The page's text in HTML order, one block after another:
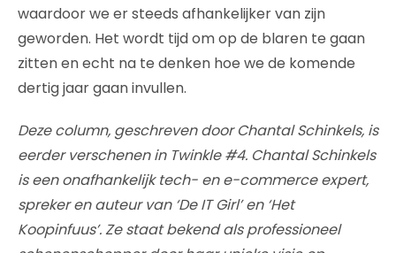
waardoor we er steeds afhankelijker van zijn
geworden. Het wordt tijd om op de blaren te gaan
zitten en echt na te denken hoe we de komende
dertig jaar gaan invullen.
Deze column, geschreven door Chantal Schinkels, is
eerder verschenen in Twinkle #4. Chantal Schinkels
is een onafhankelijk tech- en e-commerce expert,
spreker en auteur van ‘De IT Girl’ en ‘Het
Koopinfuus’. Ze staat bekend als professioneel